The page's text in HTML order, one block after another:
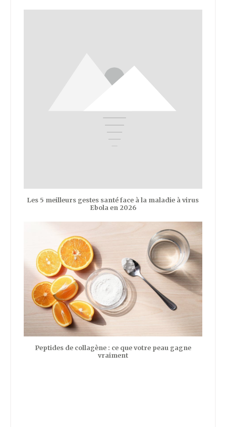
Les 5 meilleurs gestes santé face à la maladie à virus
Ebola en 2026
Peptides de collagène : ce que votre peau gagne
vraiment